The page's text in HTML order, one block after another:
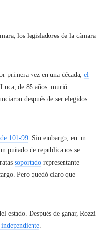
los legisladores de la cámara
primera vez en una década, el
de 85 años, murió
después de ser elegidos
101-99. Sin embargo, en un
puñado de republicanos se
soportado representante
Pero quedó claro que
estado. Después de ganar, Rozzi
.